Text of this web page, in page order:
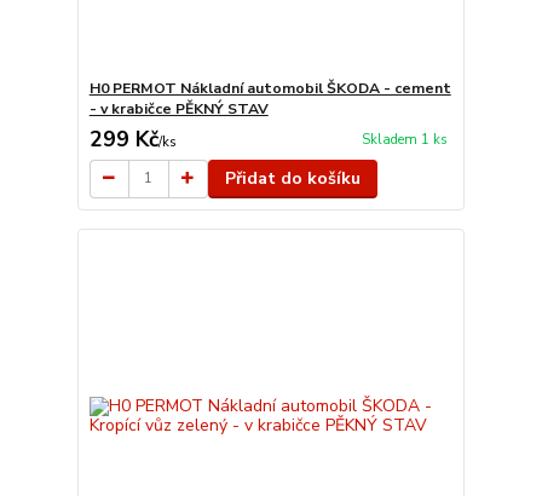
H0 PERMOT Nákladní automobil ŠKODA - cement
- v krabičce PĚKNÝ STAV
299 Kč/ks Skladem 1 ks
Přidat do košíku